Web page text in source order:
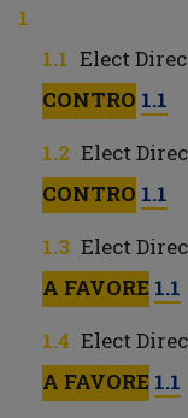
Elect
CONTRO 1.1
Elect
CONTRO 1.1
Elect
A FAVORE 1.1
Elect
A FAVORE 1.1